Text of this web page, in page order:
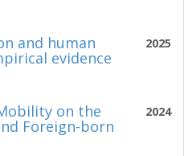
2025
and human
evidence
2024
on the
Foreign-born